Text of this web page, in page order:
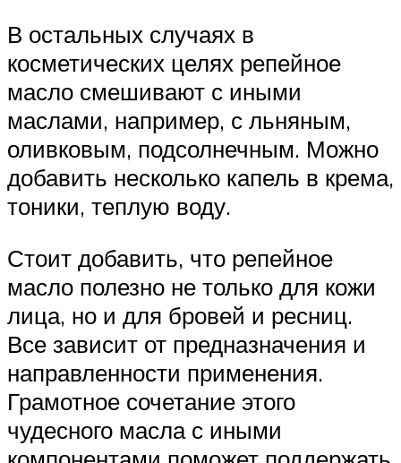
В остальных случаях в
косметических целях репейное
масло смешивают с иными
маслами, например, с льняным,
оливковым, подсолнечным. Можно
добавить несколько капель в крема,
тоники, теплую воду.
Стоит добавить, что репейное
масло полезно не только для кожи
лица, но и для бровей и ресниц.
Все зависит от предназначения и
направленности применения.
Грамотное сочетание этого
чудесного масла с иными